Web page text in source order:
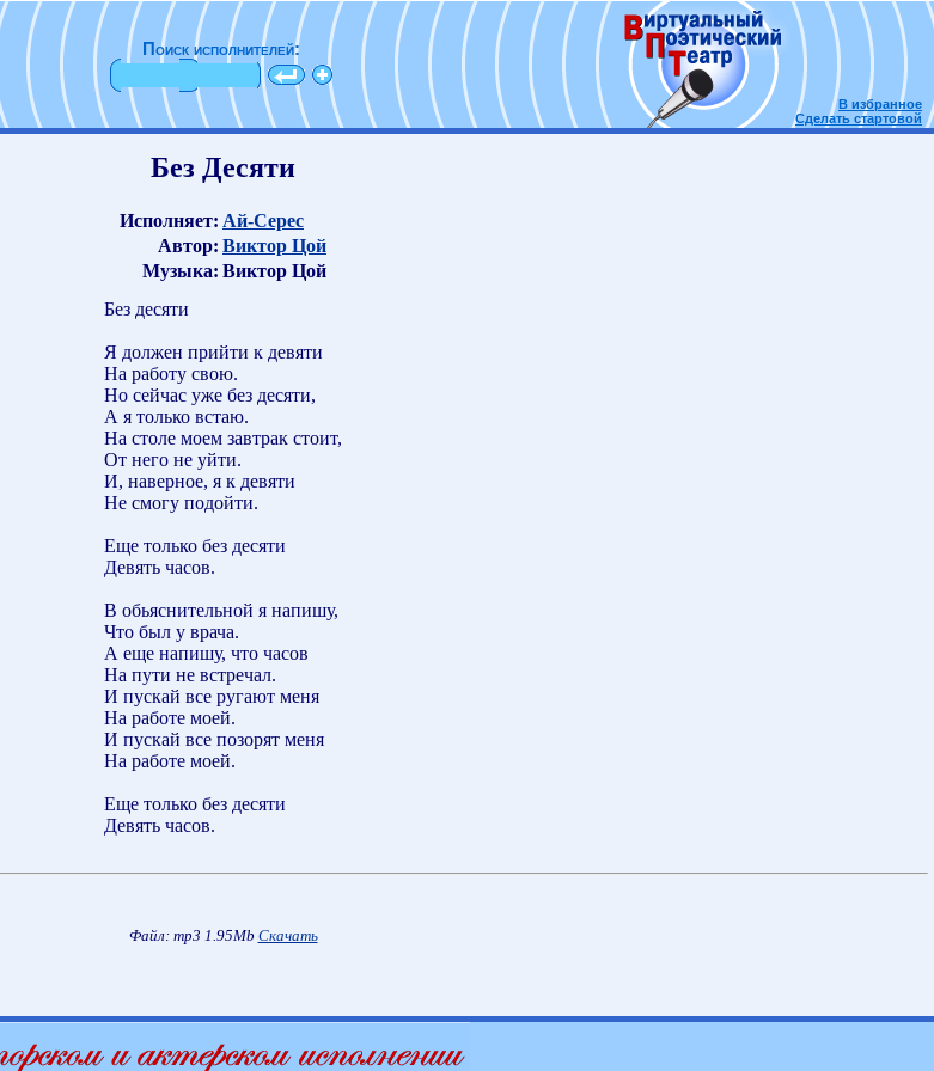
Поиск исполнителей:
В избранное
Сделать стартовой
Без Десяти
Исполняет: Ай-Серес
Автор: Виктор Цой
Музыка: Виктор Цой
Без десяти
Я должен прийти к девяти
На работу свою.
Но сейчас уже без десяти,
А я только встаю.
На столе моем завтрак стоит,
От него не уйти.
И, наверное, я к девяти
Не смогу подойти.
Еще только без десяти
Девять часов.
В обьяснительной я напишу,
Что был у врача.
А еще напишу, что часов
На пути не встречал.
И пускай все ругают меня
На работе моей.
И пускай все позорят меня
На работе моей.
Еще только без десяти
Девять часов.
Файл: mp3 1.95Mb Скачать